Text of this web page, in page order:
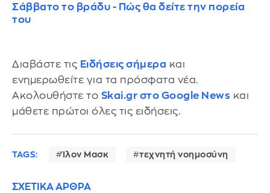
Σάββατο το βράδυ - Πώς θα δείτε την πορεία
του
Διαβάστε τις Ειδήσεις σήμερα και
ενημερωθείτε για τα πρόσφατα νέα.
Ακολουθήστε το Skai.gr στο Google News και
μάθετε πρώτοι όλες τις ειδήσεις.
TAGS: Ίλον Μασκ τεχνητή νοημοσύνη
ΣΧΕΤΙΚΑ ΑΡΘΡΑ